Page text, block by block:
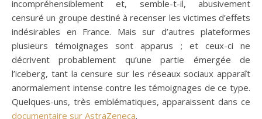
incompréhensiblement et, semble-t-il, abusivement
censuré un groupe destiné à recenser les victimes d’effets
indésirables en France. Mais sur d’autres plateformes
plusieurs témoignages sont apparus ; et ceux-ci ne
décrivent probablement qu’une partie émergée de
l’iceberg, tant la censure sur les réseaux sociaux apparaît
anormalement intense contre les témoignages de ce type.
Quelques-uns, très emblématiques, apparaissent dans ce
documentaire sur AstraZeneca.